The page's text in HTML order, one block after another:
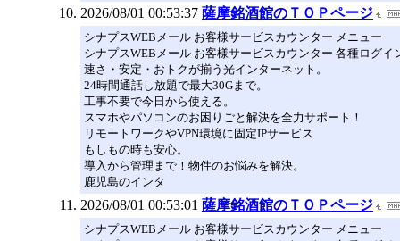
2026/08/01 00:53:37 薩摩銘酒館のＴＯＰページ
シナプスWEBメール お客様サービスカウンター メニュー
シナプスWEBメール お客様サービスカウンター 各種ログイ
速さ・安定・おトクが揃う光インターネット。
24時間通話し放題で最大30Gまで。
工事不要で今日から使える。
スマホやパソコンのお困りごと解決を全力サポート！
リモートワークやVPN環境に固定IPサービス
もしもの時も安心。
導入から管理まで！物件のお悩みを解決。
鹿児島のインタ
2026/08/01 00:53:01 薩摩銘酒館のＴＯＰページ
シナプスWEBメール お客様サービスカウンター メニュー